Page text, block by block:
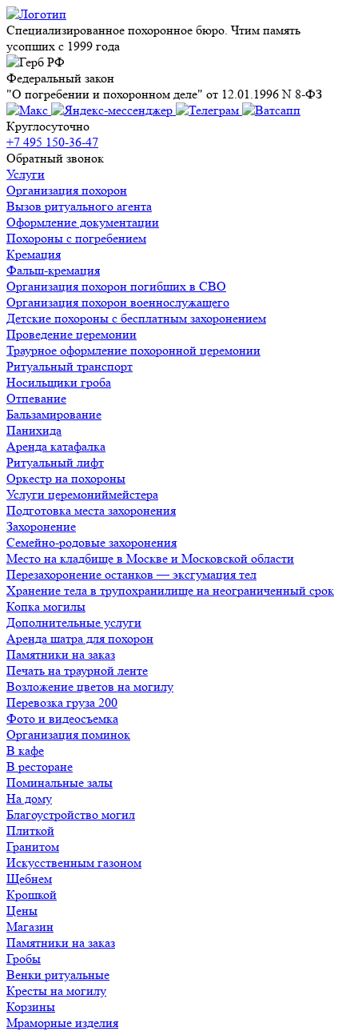
Специализированное похоронное бюро. Чтим память
усопших с 1999 года
Федеральный закон
"О погребении и похоронном деле" от 12.01.1996 N 8-ФЗ
Круглосуточно
+7 495 150-36-47
Обратный звонок
Услуги
Организация похорон
Вызов ритуального агента
Оформление документации
Похороны с погребением
Кремация
Фальш-кремация
Организация похорон погибших в СВО
Организация похорон военнослужащего
Детские похороны с бесплатным захоронением
Проведение церемонии
Траурное оформление похоронной церемонии
Ритуальный транспорт
Носильщики гроба
Отпевание
Бальзамирование
Панихида
Аренда катафалка
Ритуальный лифт
Оркестр на похороны
Услуги церемониймейстера
Подготовка места захоронения
Захоронение
Семейно-родовые захоронения
Место на кладбище в Москве и Московской области
Перезахоронение останков — эксгумация тел
Хранение тела в трупохранилище на неограниченный срок
Копка могилы
Дополнительные услуги
Аренда шатра для похорон
Памятники на заказ
Печать на траурной ленте
Возложение цветов на могилу
Перевозка груза 200
Фото и видеосъемка
Организация поминок
В кафе
В ресторане
Поминальные залы
На дому
Благоустройство могил
Плиткой
Гранитом
Искусственным газоном
Щебнем
Крошкой
Цены
Магазин
Памятники на заказ
Гробы
Венки ритуальные
Кресты на могилу
Корзины
Мраморные изделия